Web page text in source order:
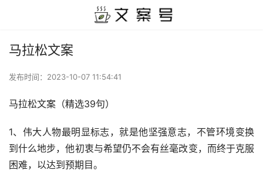
马拉松文案
发布时间： 2023-10-07 11:54:41
马拉松文案（精选39句）
1、伟大人物最明显标志，就是他坚强意志，不管环境变换
到什么地步，他初衷与希望仍不会有丝毫改变，而终于克服
困难，以达到预期目。